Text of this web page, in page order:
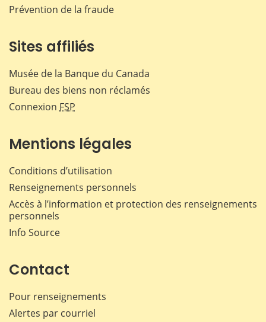
Prévention de la fraude
Sites affiliés
Musée de la Banque du Canada
Bureau des biens non réclamés
Connexion FSP
Mentions légales
Conditions d’utilisation
Renseignements personnels
Accès à l’information et protection des renseignements
personnels
Info Source
Contact
Pour renseignements
Alertes par courriel